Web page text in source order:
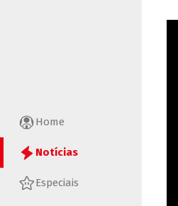
Home
Notícias
Especiais